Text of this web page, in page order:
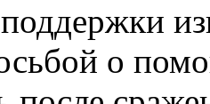
о